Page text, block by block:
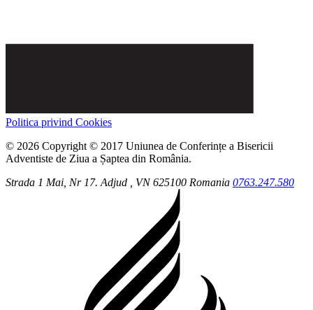
Politica privind Cookies
© 2026 Copyright © 2017 Uniunea de Conferințe a Bisericii
Adventiste de Ziua a Șaptea din România.
Strada 1 Mai, Nr 17.Adjud , VN 625100 Romania 0763.247.580